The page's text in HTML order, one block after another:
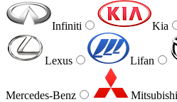
Infiniti Kia
Lexus Lifan
Mercedes-Benz Mitsubishi